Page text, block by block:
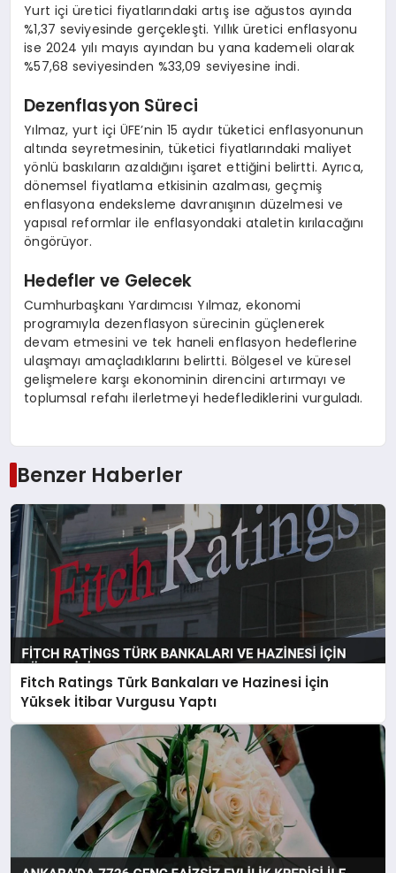
Yurt içi üretici fiyatlarındaki artış ise ağustos ayında
%1,37 seviyesinde gerçekleşti. Yıllık üretici enflasyonu
ise 2024 yılı mayıs ayından bu yana kademeli olarak
%57,68 seviyesinden %33,09 seviyesine indi.
Dezenflasyon Süreci
Yılmaz, yurt içi ÜFE’nin 15 aydır tüketici enflasyonunun
altında seyretmesinin, tüketici fiyatlarındaki maliyet
yönlü baskıların azaldığını işaret ettiğini belirtti. Ayrıca,
dönemsel fiyatlama etkisinin azalması, geçmiş
enflasyona endeksleme davranışının düzelmesi ve
yapısal reformlar ile enflasyondaki ataletin kırılacağını
öngörüyor.
Hedefler ve Gelecek
Cumhurbaşkanı Yardımcısı Yılmaz, ekonomi
programıyla dezenflasyon sürecinin güçlenerek
devam etmesini ve tek haneli enflasyon hedeflerine
ulaşmayı amaçladıklarını belirtti. Bölgesel ve küresel
gelişmelere karşı ekonominin direncini artırmayı ve
toplumsal refahı ilerletmeyi hedeflediklerini vurguladı.
Benzer Haberler
Fitch Ratings Türk Bankaları ve Hazinesi İçin
Yüksek İtibar Vurgusu Yaptı